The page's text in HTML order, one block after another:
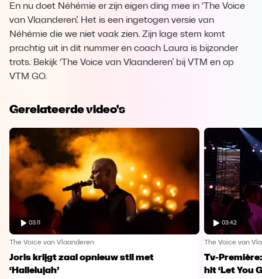
En nu doet Néhémie er zijn eigen ding mee in ‘The Voice
van Vlaanderen’. Het is een ingetogen versie van
Néhémie die we niet vaak zien. Zijn lage stem komt
prachtig uit in dit nummer en coach Laura is bijzonder
trots. Bekijk ‘The Voice van Vlaanderen’ bij VTM en op
VTM GO.
Gerelateerde video's
03:11
The Voice van Vlaanderen
Joris krijgt zaal opnieuw stil met
‘Hallelujah’
03:42
The Voice van
Tv-
hit ‘Let You